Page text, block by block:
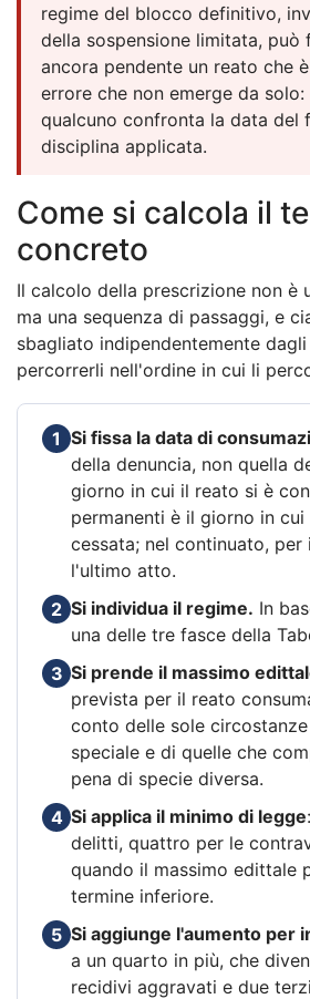
regime del blocco definitivo,
della sospensione limitata, può
ancora pendente un reato che
errore che non emerge da
qualcuno confronta la data del
disciplina applicata.
Come si calcola il
concreto
Il calcolo della prescrizione non è
ma una sequenza di passaggi, e
sbagliato indipendentemente
percorrerli nell'ordine in cui li
1 Si fissa la data di
della denuncia, non quella
giorno in cui il reato si è
permanenti è il giorno in cui
cessata; nel continuato,
l'ultimo atto.
2 Si individua il regime. In
una delle tre fasce della
3 Si prende il massimo
prevista per il reato
conto delle sole
speciale e di quelle che
pena di specie diversa.
4 Si applica il minimo di legge
delitti, quattro per le
quando il massimo edittale
termine inferiore.
5 Si aggiunge l'aumento per
a un quarto in più, che
recidivi aggravati e due